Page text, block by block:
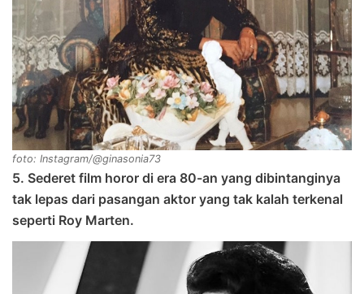
foto: Instagram/@ginasonia73
5. Sederet film horor di era 80-an yang dibintanginya
tak lepas dari pasangan aktor yang tak kalah terkenal
seperti Roy Marten.